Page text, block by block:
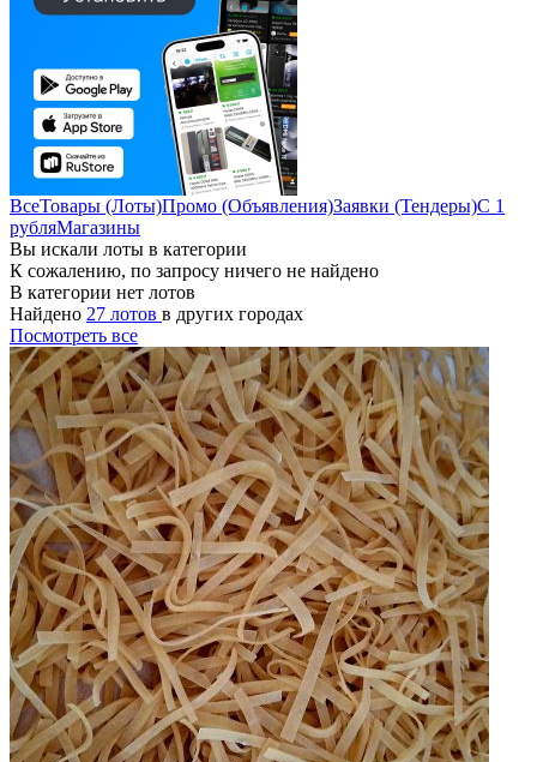
ВсеТовары (Лоты)Промо (Объявления)Заявки (Тендеры)С 1
рубляМагазины
Вы искали лоты в категории
К сожалению, по запросу ничего не найдено
В категории нет лотов
Найдено 27 лотов в других городах
Посмотреть все